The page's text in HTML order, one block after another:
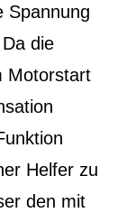
Spannung
die
Motorstart
Helfer zu
den mit